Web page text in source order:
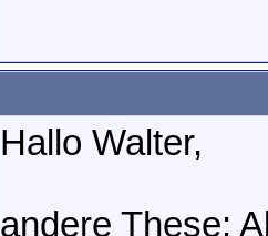
Hallo Walter,
andere These: